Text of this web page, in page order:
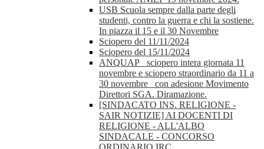
USB Scuola sempre dalla parte degli
studenti, contro la guerra e chi la sostiene.
In piazza il 15 e il 30 Novembre
Sciopero del 11/11/2024
Sciopero del 15/11/2024
ANQUAP_ sciopero intera giornata 11
novembre e sciopero straordinario da 11 a
30 novembre_ con adesione Movimento
Direttori SGA. Diramazione.
[SINDACATO INS. RELIGIONE -
SAIR NOTIZIE] AI DOCENTI DI
RELIGIONE - ALL'ALBO
SINDACALE - CONCORSO